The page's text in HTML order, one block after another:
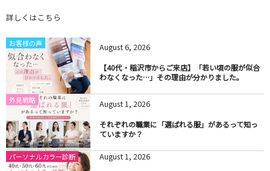
詳しくはこちら
お客様の声 August6, 2026
【40代・稲沢市からご来店】「若い頃の服が似合
わなくなった…」その理由が分かりました。
外見戦略 August1, 2026
それぞれの職業に「選ばれる服」があるって知っ
ていますか？
パーソナルカラー診断 August1, 2026